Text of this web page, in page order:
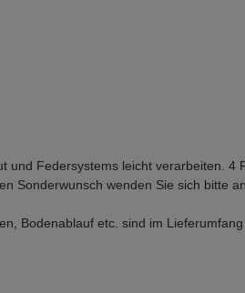
Federsystems leicht verarbeiten. 4
Sonderwunsch wenden Sie sich bitte
Bodenablauf etc. sind im